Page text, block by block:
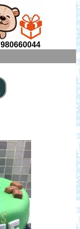
980660044